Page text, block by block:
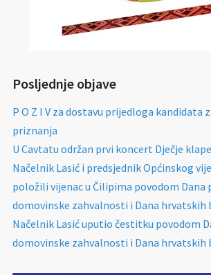
Posljednje objave
P O Z I V za dostavu prijedloga kandidata
priznanja
U Cavtatu održan prvi koncert Dječje
Načelnik Lasić i predsjednik Općinskog
položili vijenac u Čilipima povodom Dana
domovinske zahvalnosti i Dana hrvatskih
Načelnik Lasić uputio čestitku povodom
domovinske zahvalnosti i Dana hrvatskih